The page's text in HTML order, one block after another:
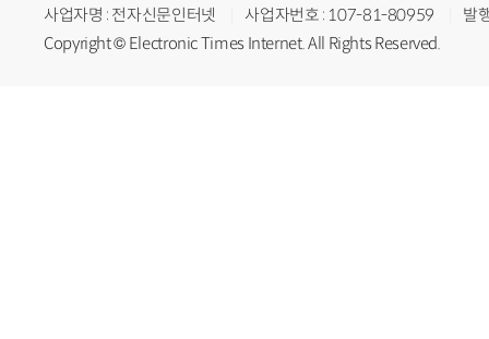
사업자명 : 전자신문인터넷
사업자번호 : 107-81-80959
발
Copyright © Electronic Times Internet. All Rights Reserved.